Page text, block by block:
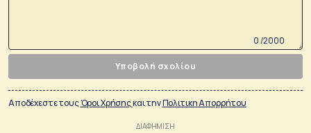
0 /2000
Υποβολή σχολίου
Αποδέχεστε τουςΌροι Χρήσηςκαι τηνΠολιτικη Απορρήτου